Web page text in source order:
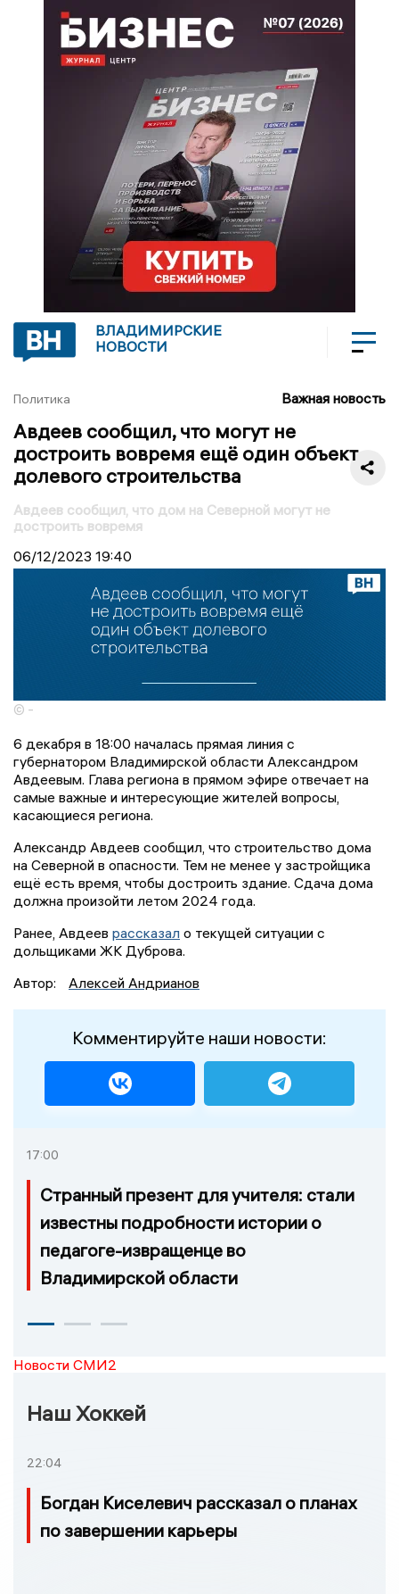
ВЛАДИМИРСКИЕ
НОВОСТИ
Политика Важная новость
Авдеев сообщил, что могут не
достроить вовремя ещё один объект
долевого строительства
Авдеев сообщил, что дом на Северной могут не
достроить вовремя
06/12/2023 19:40
© -
6 декабря в 18:00 началась прямая линия с
губернатором Владимирской области Александром
Авдеевым. Глава региона в прямом эфире отвечает на
самые важные и интересующие жителей вопросы,
касающиеся региона.
Александр Авдеев сообщил, что строительство дома
на Северной в опасности. Тем не менее у застройщика
ещё есть время, чтобы достроить здание. Сдача дома
должна произойти летом 2024 года.
Ранее, Авдеев рассказал о текущей ситуации с
дольщиками ЖК Дуброва.
Автор:
Алексей Андрианов
Комментируйте наши новости:
17:00
Странный презент для учителя: стали
известны подробности истории о
педагоге-извращенце во
Владимирской области
Новости СМИ2
Наш Хоккей
22:04
Богдан Киселевич рассказал о планах
по завершении карьеры